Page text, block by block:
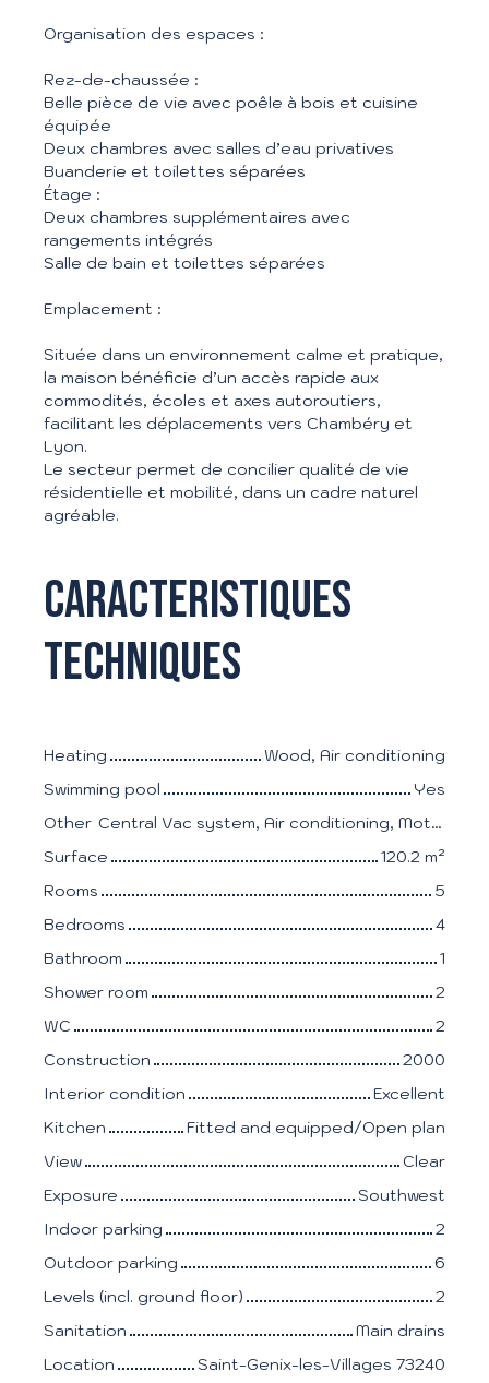
Organisation des espaces :
Rez-de-chaussée :
Belle pièce de vie avec poêle à bois et cuisine
équipée
Deux chambres avec salles d’eau privatives
Buanderie et toilettes séparées
Étage :
Deux chambres supplémentaires avec
rangements intégrés
Salle de bain et toilettes séparées
Emplacement :
Située dans un environnement calme et pratique,
la maison bénéficie d’un accès rapide aux
commodités, écoles et axes autoroutiers,
facilitant les déplacements vers Chambéry et
Lyon.
Le secteur permet de concilier qualité de vie
résidentielle et mobilité, dans un cadre naturel
agréable.
Caracteristiques
techniques
Heating
Wood, Air conditioning
Swimming pool
Yes
Other
Central Vac system, Air conditioning, Motorized gate
Surface
120.2 m²
Rooms
5
Bedrooms
4
Bathroom
1
Shower room
2
WC
2
Construction
2000
Interior condition
Excellent
Kitchen
Fitted and equipped/Open plan
View
Clear
Exposure
Southwest
Indoor parking
2
Outdoor parking
6
Levels (incl. ground floor)
2
Sanitation
Main drains
Location
Saint-Genix-les-Villages 73240